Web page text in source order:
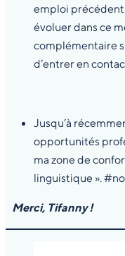
emploi précédent
évoluer dans ce
complémentaire
d’entrer en
Jusqu’à
opportunités
ma zone de
linguistique ».
Merci, Tifanny !